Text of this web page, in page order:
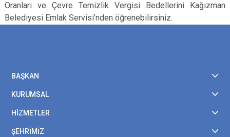
Oranları ve Çevre Temizlik Vergisi Bedellerini Kağızman
Belediyesi Emlak Servisi’nden öğrenebilirsiniz.
BAŞKAN
KURUMSAL
HİZMETLER
ŞEHRİMİZ